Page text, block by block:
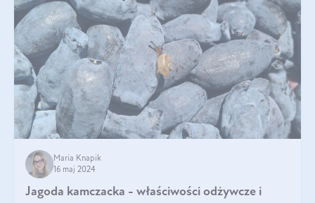
Maria Knapik
16 maj 2024
Jagoda kamczacka - właściwości odżywcze i